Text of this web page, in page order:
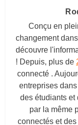
Conçu en
changement
découvre
! Depuis, plus de
connecté .
entreprises
des étudiants et
par la même
connectés et